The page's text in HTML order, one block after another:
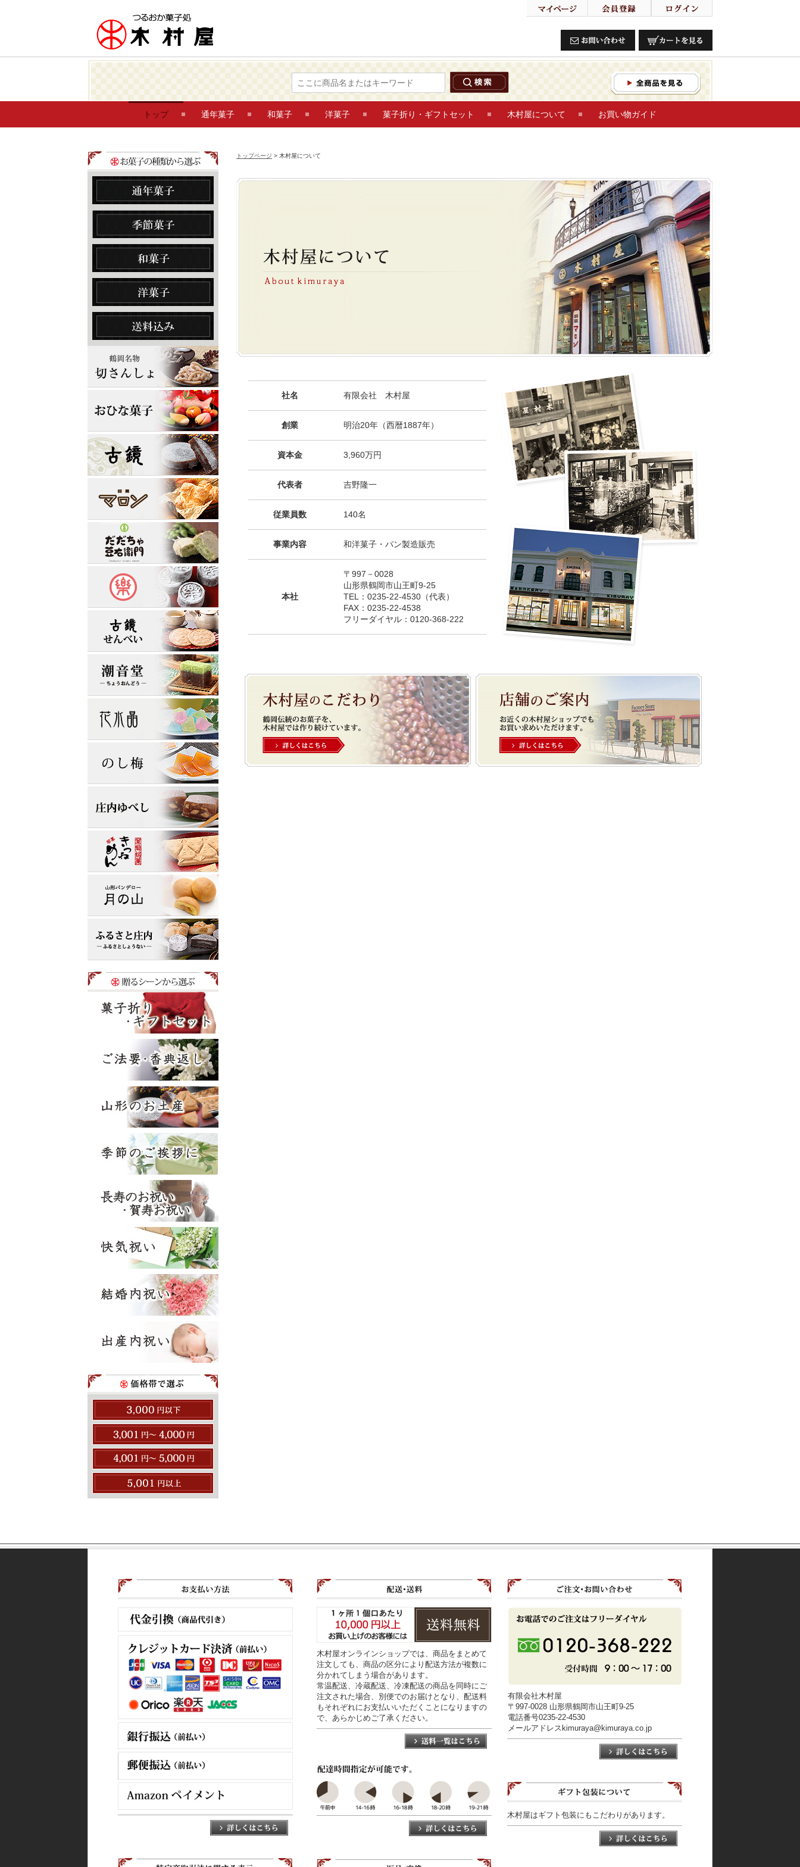
トップ 通年菓子 和菓子 洋菓子 菓子折り・ギフトセット 木村屋について お買い物ガイド
トップページ > 木村屋について
社名 有限会社 木村屋
創業 明治20年（西暦1887年）
資本金 3,960万円
代表者 吉野隆一
従業員数 140名
事業内容 和洋菓子・パン製造販売
本社
〒997－0028
山形県鶴岡市山王町9-25
TEL：0235-22-4530（代表）
FAX：0235-22-4538
フリーダイヤル：0120-368-222
木村屋オンラインショップでは、商品をまとめて
注文しても、商品の区分により配送方法が複数に
分かれてしまう場合があります。
常温配送、冷蔵配送、冷凍配送の商品を同時にご
注文された場合、別便でのお届けとなり、配送料
もそれぞれにお支払いいただくことになりますの
で、あらかじめご了承ください。
有限会社木村屋
〒997-0028 山形県鶴岡市山王町9-25
電話番号0235-22-4530
メールアドレスkimuraya@kimuraya.co.jp
木村屋はギフト包装にもこだわりがあります。